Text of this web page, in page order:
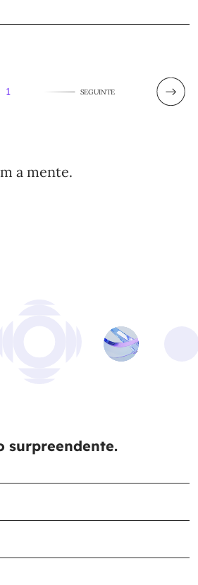
1 SEGUINTE
a mente.
surpreendente.